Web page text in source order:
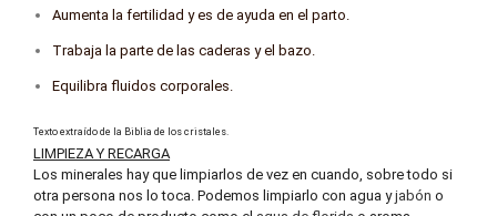
Aumenta la fertilidad y es de ayuda en el parto.
Trabaja la parte de las caderas y el bazo.
Equilibra fluidos corporales.
Texto extraído de la Biblia de los cristales.
LIMPIEZA Y RECARGA
Los minerales hay que limpiarlos de vez en cuando, sobre todo si
otra persona nos lo toca. Podemos limpiarlo con agua yjabón o